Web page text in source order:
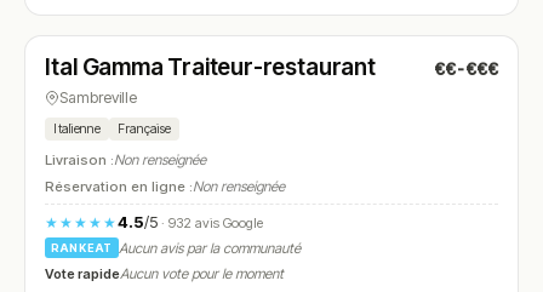
N° 19
Ital Gamma Traiteur-restaurant €€-€€€
Sambreville
Italienne Française
Livraison :Non renseignée
Réservation en ligne :Non renseignée
★★★★★4.5/5· 932 avis Google
RANKEAT
Aucun avis par la communauté
Vote rapideAucun vote pour le moment